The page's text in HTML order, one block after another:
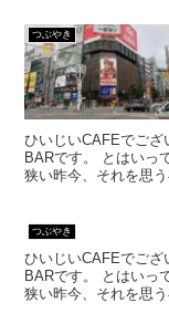
つぶやき
ひいじいCAFEでござ
BARです。 とはいっ
狭い昨今、それを思
つぶやき
ひいじいCAFEでござ
BARです。 とはいっ
狭い昨今、それを思